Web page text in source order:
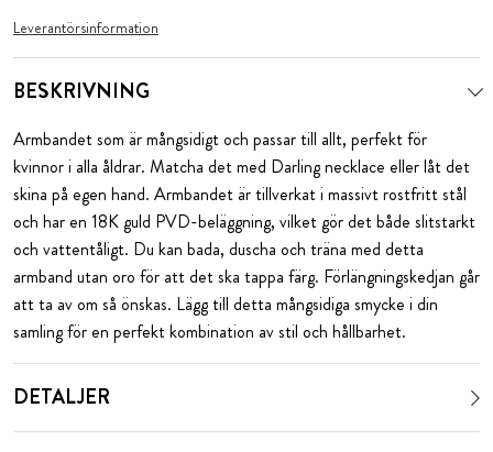
Leverantörsinformation
BESKRIVNING
Armbandet som är mångsidigt och passar till allt, perfekt för
kvinnor i alla åldrar. Matcha det med Darling necklace eller låt det
skina på egen hand. Armbandet är tillverkat i massivt rostfritt stål
och har en 18K guld PVD-beläggning, vilket gör det både slitstarkt
och vattentåligt. Du kan bada, duscha och träna med detta
armband utan oro för att det ska tappa färg. Förlängningskedjan går
att ta av om så önskas. Lägg till detta mångsidiga smycke i din
samling för en perfekt kombination av stil och hållbarhet.
DETALJER